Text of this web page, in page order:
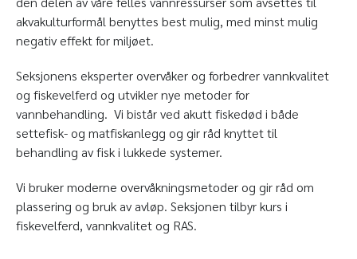
akvakulturformål benyttes best mulig, med minst mulig
negativ effekt for miljøet.
Seksjonens eksperter overvåker og forbedrer vannkvalitet
og fiskevelferd og utvikler nye metoder for
vannbehandling. Vi bistår ved akutt fiskedød i både
settefisk- og matfiskanlegg og gir råd knyttet til
behandling av fisk i lukkede systemer.
Vi bruker moderne overvåkningsmetoder og gir råd om
plassering og bruk av avløp. Seksjonen tilbyr kurs i
fiskevelferd, vannkvalitet og RAS.